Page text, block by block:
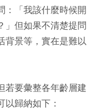
：「我該什麼時候開
」但如果不清楚提問
背景等，實在是難以
若要彙整各年齡層建
歸納如下：